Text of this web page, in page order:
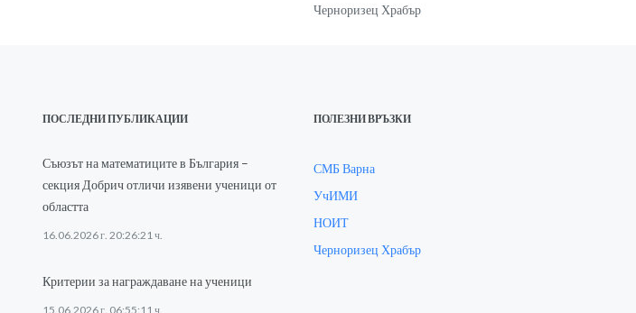
Черноризец Храбър
ПОСЛЕДНИ ПУБЛИКАЦИИ
Съюзът на математиците в България –
секция Добрич отличи изявени ученици от
областта
16.06.2026 г. 20:26:21 ч.
Критерии за награждаване на ученици
15.06.2026 г. 06:55:11 ч.
ПОЛЕЗНИ ВРЪЗКИ
СМБ Варна
УчИМИ
НОИТ
Черноризец Храбър